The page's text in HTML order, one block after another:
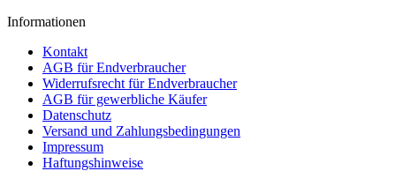
Informationen
Kontakt
AGB für Endverbraucher
Widerrufsrecht für Endverbraucher
AGB für gewerbliche Käufer
Datenschutz
Versand und Zahlungsbedingungen
Impressum
Haftungshinweise